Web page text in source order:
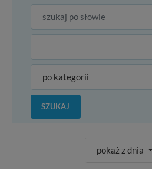
po kategorii
SZUKAJ
pokaż z dnia